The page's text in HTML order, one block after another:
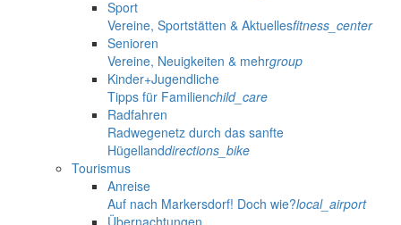
Sport
Vereine, Sportstätten & Aktuellesfitness_center
Senioren
Vereine, Neuigkeiten & mehrgroup
Kinder+Jugendliche
Tipps für Familienchild_care
Radfahren
Radwegenetz durch das sanfte
Hügellanddirections_bike
Tourismus
Anreise
Auf nach Markersdorf! Doch wie?local_airport